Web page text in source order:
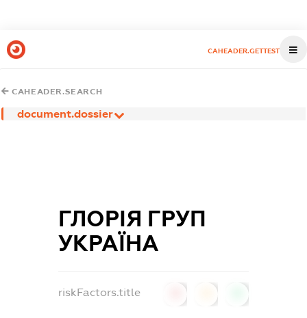
CAHEADER.GETTEST
CAHEADER.SEARCH
document.dossier
ГЛОРІЯ ГРУП
УКРАЇНА
riskFactors.title